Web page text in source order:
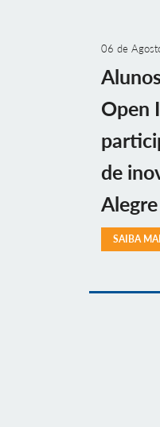
06 de
Open
de
Alegre
SAIBA